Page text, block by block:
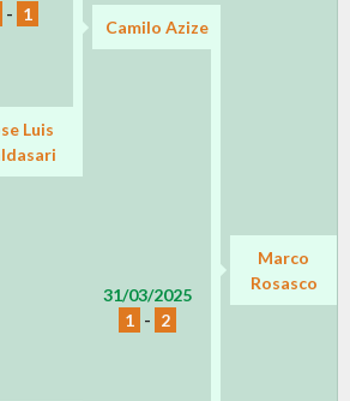
- 1
Camilo Azize
31/03/2025
1 - 2
Luis
Marco
Rosasco